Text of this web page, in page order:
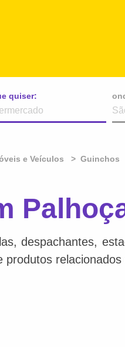
quiser:
e Veículos Guinchos
despachantes,